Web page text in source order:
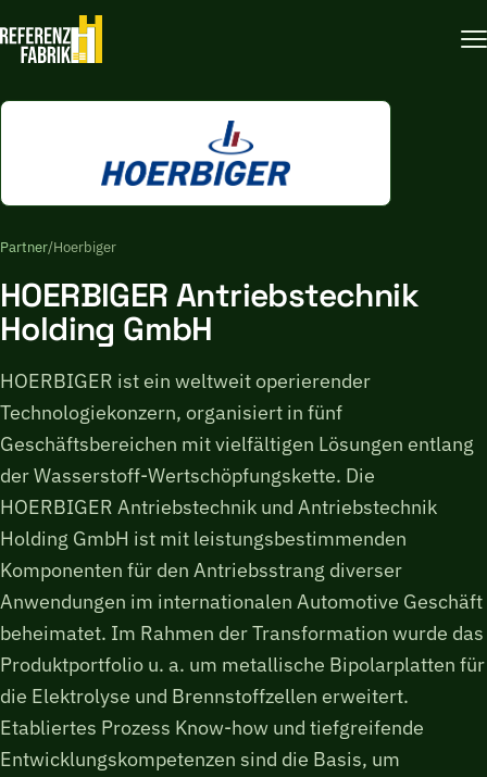
Partner/Hoerbiger
HOERBIGER Antriebstechnik
Holding GmbH
HOERBIGER ist ein weltweit operierender
Technologiekonzern, organisiert in fünf
Geschäftsbereichen mit vielfältigen Lösungen entlang
der Wasserstoff-Wertschöpfungskette. Die
HOERBIGER Antriebstechnik und Antriebstechnik
Holding GmbH ist mit leistungsbestimmenden
Komponenten für den Antriebsstrang diverser
Anwendungen im internationalen Automotive Geschäft
beheimatet. Im Rahmen der Transformation wurde das
Produktportfolio u. a. um metallische Bipolarplatten für
die Elektrolyse und Brennstoffzellen erweitert.
Etabliertes Prozess Know-how und tiefgreifende
Entwicklungskompetenzen sind die Basis, um